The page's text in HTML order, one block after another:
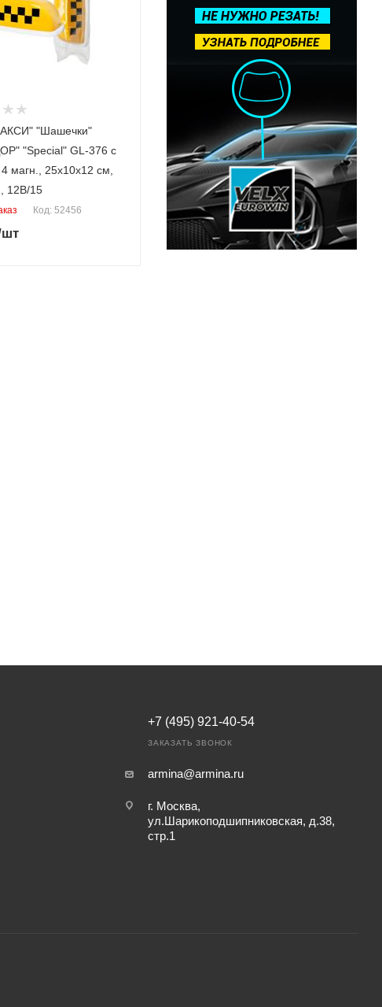
"Шашечки"
"Special" GL-376 с
магн., 25х10х12 см,
12В/15
Код: 52456
+7 (495) 921-40-54
ЗАКАЗАТЬ ЗВОНОК
armina@armina.ru
г. Москва,
ул.Шарикоподшипниковская, д.38,
стр.1